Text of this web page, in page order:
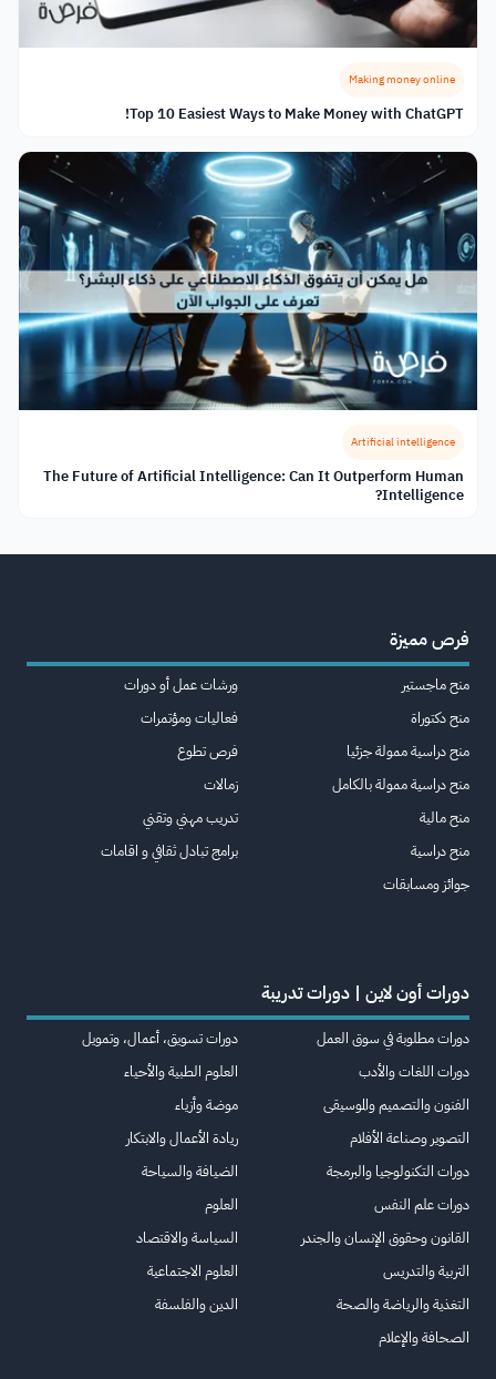
Making money online
Top 10 Easiest Ways to Make Money with ChatGPT!
Artificial intelligence
The Future of Artificial Intelligence: Can It Outperform Human
Intelligence?
فرص مميزة
منح ماجستير
منح دكتوراة
منح دراسية ممولة جزئيا
منح دراسية ممولة بالكامل
منح مالية
منح دراسية
جوائز ومسابقات
ورشات عمل أو دورات
فعاليات ومؤتمرات
فرص تطوع
زمالات
تدريب مهني وتقني
برامج تبادل ثقافي و اقامات
دورات أون لاين | دورات تدريبة
دورات مطلوبة في سوق العمل
دورات اللغات والأدب
الفنون والتصميم والموسيقى
التصوير وصناعة الأفلام
دورات التكنولوجيا والبرمجة
دورات علم النفس
القانون وحقوق الإنسان والجندر
التربية والتدريس
التغذية والرياضة والصحة
الصحافة والإعلام
دورات تسويق، أعمال، وتمويل
العلوم الطبية والأحياء
موضة وأزياء
ريادة الأعمال والابتكار
الضيافة والسياحة
العلوم
السياسة والاقتصاد
العلوم الاجتماعية
الدين والفلسفة